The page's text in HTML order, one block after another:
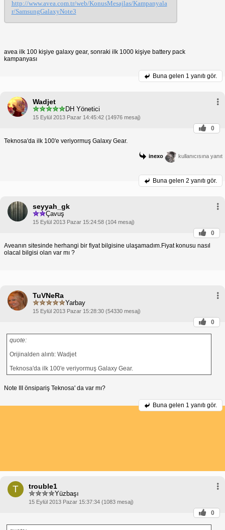
http://www.avea.com.tr/web/KonusMesajlas/Kampanyala
r/SamsungGalaxyNote3
avea ilk 100 kişiye galaxy gear, sonraki ilk 1000 kişiye battery pack
kampanyası
Buna gelen 1 yanıtı gör.
Wadjet
DH Yönetici
15 Eylül 2013 Pazar 14:45:42 (14976 mesaj)
0
Teknosa'da ilk 100'e veriyormuş Galaxy Gear.
inexo kullanıcısına yanıt
Buna gelen 2 yanıtı gör.
seyyah_gk
Çavuş
15 Eylül 2013 Pazar 15:24:58 (104 mesaj)
0
Aveanın sitesinde herhangi bir fiyat bilgisine ulaşamadım.Fiyat konusu nasıl
olacal bilgisi olan var mı ?
TuVNeRa
Yarbay
15 Eylül 2013 Pazar 15:28:30 (54330 mesaj)
0
quote:
Orijinalden alıntı: Wadjet
Teknosa'da ilk 100'e veriyormuş Galaxy Gear.
Note III önsipariş Teknosa' da var mı?
Buna gelen 1 yanıtı gör.
T trouble1
Yüzbaşı
15 Eylül 2013 Pazar 15:37:34 (1083 mesaj)
0